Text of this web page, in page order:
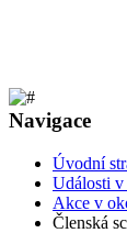
Navigace
Úvodní
Události v
Akce v
Členská